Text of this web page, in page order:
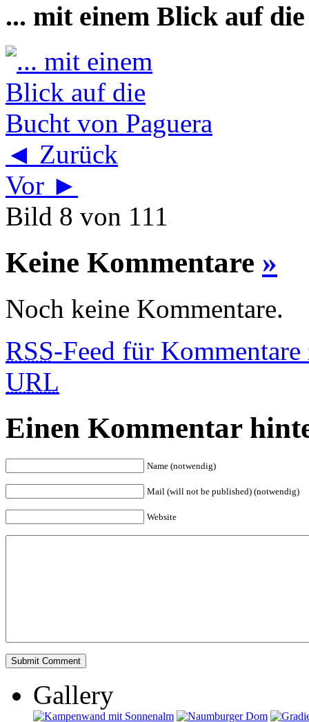
... mit einem Blick auf
◄ Zurück
Vor ►
Bild 8 von 111
Keine Kommentare »
Noch keine Kommentare.
RSS-Feed für
URL
Einen Kommentar
Name (notwendig)
Mail (will not be published) (notwendig)
Website
Gallery